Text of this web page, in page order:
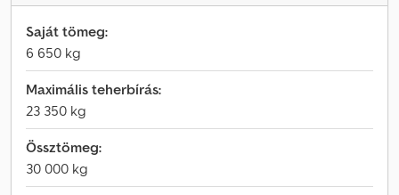
Saját tömeg:
6 650 kg
Maximális teherbírás:
23 350 kg
Össztömeg:
30 000 kg